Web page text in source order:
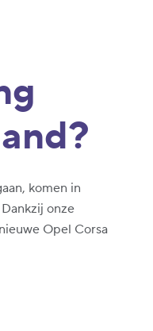
komen in
onze
Opel Corsa